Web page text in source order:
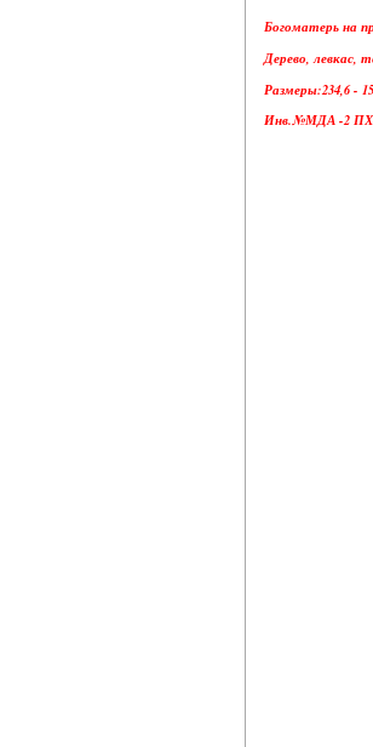
Богоматерь на
Дерево, левкас,
Размеры:234,6 -
Инв.№МДА -2